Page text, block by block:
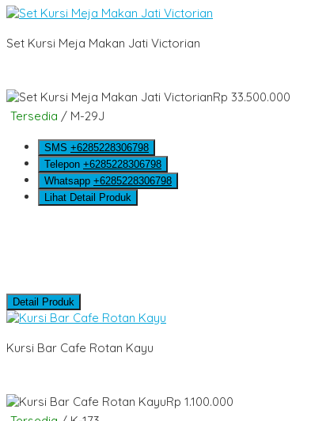
Set Kursi Meja Makan Jati Victorian
Rp 33.500.000
Tersedia / M-29J
SMS +6285228306798
Telepon +6285228306798
Whatsapp +6285228306798
Lihat Detail Produk
Detail Produk
Kursi Bar Cafe Rotan Kayu
Rp 1.100.000